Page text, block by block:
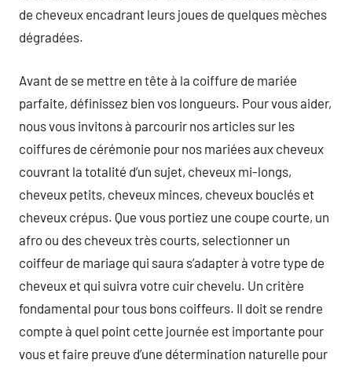
de cheveux encadrant leurs joues de quelques mèches
dégradées.
Avant de se mettre en tête à la coiffure de mariée
parfaite, définissez bien vos longueurs. Pour vous aider,
nous vous invitons à parcourir nos articles sur les
coiffures de cérémonie pour nos mariées aux cheveux
couvrant la totalité d’un sujet, cheveux mi-longs,
cheveux petits, cheveux minces, cheveux bouclés et
cheveux crépus. Que vous portiez une coupe courte, un
afro ou des cheveux très courts, selectionner un
coiffeur de mariage qui saura s’adapter à votre type de
cheveux et qui suivra votre cuir chevelu. Un critère
fondamental pour tous bons coiffeurs. Il doit se rendre
compte à quel point cette journée est importante pour
vous et faire preuve d’une détermination naturelle pour